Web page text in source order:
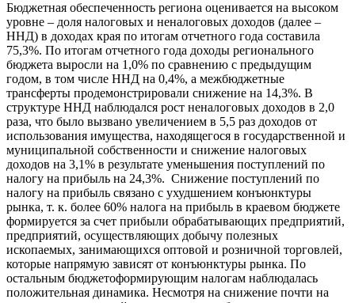
Бюджетная обеспеченность региона оценивается на высоком
уровне – доля налоговых и неналоговых доходов (далее –
ННД) в доходах края по итогам отчетного года составила
75,3%. По итогам отчетного года доходы регионального
бюджета выросли на 1,0% по сравнению с предыдущим
годом, в том числе ННД на 0,4%, а межбюджетные
трансферты продемонстрировали снижение на 14,3%. В
структуре ННД наблюдался рост неналоговых доходов в 2,0
раза, что было вызвано увеличением в 5,5 раз доходов от
использования имущества, находящегося в государственной и
муниципальной собственности и снижение налоговых
доходов на 3,1% в результате уменьшения поступлений по
налогу на прибыль на 24,3%. Снижение поступлений по
налогу на прибыль связано с ухудшением конъюнктуры
рынка, т. к. более 60% налога на прибыль в краевом бюджете
формируется за счет прибыли обрабатывающих предприятий,
предприятий, осуществляющих добычу полезных
ископаемых, занимающихся оптовой и розничной торговлей,
которые напрямую зависят от конъюнктуры рынка. По
остальным бюджетоформирующим налогам наблюдалась
положительная динамика. Несмотря на снижение почти на